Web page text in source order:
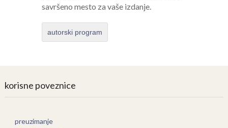
savršeno mesto za vaše izdanje.
autorski program
korisne poveznice
preuzimanje